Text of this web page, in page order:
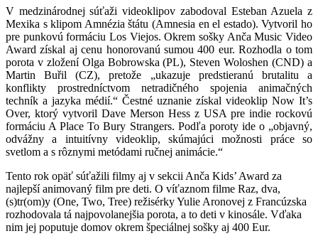
V medzinárodnej súťaži videoklipov zabodoval Esteban Azuela z
Mexika s klipom Amnézia štátu (Amnesia en el estado). Vytvoril ho
pre punkovú formáciu Los Viejos. Okrem sošky Anča Music Video
Award získal aj cenu honorovanú sumou 400 eur. Rozhodla o tom
porota v zložení Olga Bobrowska (PL), Steven Woloshen (CND) a
Martin Buřil (CZ), pretože „ukazuje predstieranú brutalitu a
konflikty prostredníctvom netradičného spojenia animačných
techník a jazyka médií.“ Čestné uznanie získal videoklip Now It’s
Over, ktorý vytvoril Dave Merson Hess z USA pre indie rockovú
formáciu A Place To Bury Strangers. Podľa poroty ide o „objavný,
odvážny a intuitívny videoklip, skúmajúci možnosti práce so
svetlom a s rôznymi metódami ručnej animácie.“
Tento rok opäť súťažili filmy aj v sekcii Anča Kids’ Award za
najlepší animovaný film pre deti. O víťaznom filme Raz, dva,
(s)tr(om)y (One, Two, Tree) režisérky Yulie Aronovej z Francúzska
rozhodovala tá najpovolanejšia porota, a to deti v kinosále. Vďaka
nim jej poputuje domov okrem špeciálnej sošky aj 400 Eur.